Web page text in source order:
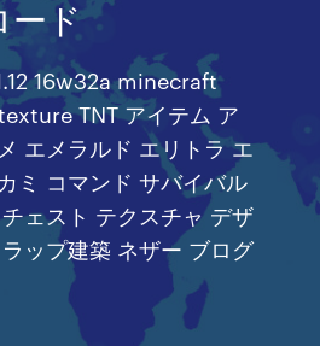
ード
1.12 16w32a minecraft
TNT アイテム ア
エメラルド エリトラ エ
ミ コマンド サバイバル
ェスト テクスチャ デザ
ップ建築 ネザー ブログ